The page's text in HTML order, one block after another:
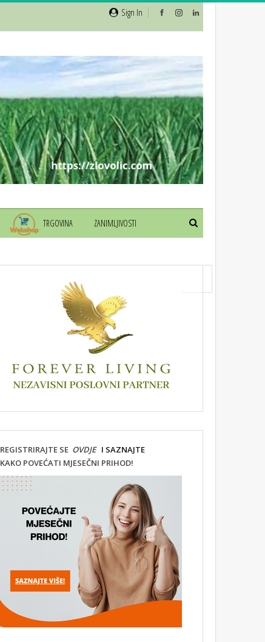
Sign In
TRGOVINA ZANIMLJIVOSTI
REGISTRIRAJTE SE OVDJEI SAZNAJTE
KAKO POVEĆATI MJESEČNI PRIHOD!